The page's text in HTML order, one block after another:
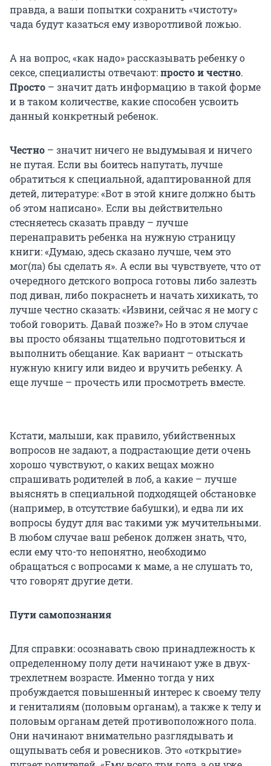
правда, а ваши попытки сохранить «чистоту»
чада будут казаться ему изворотливой ложью.
А на вопрос, «как надо» рассказывать ребенку о
сексе, специалисты отвечают:просто и честно.
Просто – значит дать информацию в такой форме
и в таком количестве, какие способен усвоить
данный конкретный ребенок.
Честно – значит ничего не выдумывая и ничего
не путая. Если вы боитесь напутать, лучше
обратиться к специальной, адаптированной для
детей, литературе: «Вот в этой книге должно быть
об этом написано». Если вы действительно
стесняетесь сказать правду – лучше
перенаправить ребенка на нужную страницу
книги: «Думаю, здесь сказано лучше, чем это
мог(ла) бы сделать я». А если вы чувствуете, что от
очередного детского вопроса готовы либо залезть
под диван, либо покраснеть и начать хихикать, то
лучше честно сказать: «Извини, сейчас я не могу с
тобой говорить. Давай позже?» Но в этом случае
вы просто обязаны тщательно подготовиться и
выполнить обещание. Как вариант – отыскать
нужную книгу или видео и вручить ребенку. А
еще лучше – прочесть или просмотреть вместе.
Кстати, малыши, как правило, убийственных
вопросов не задают, а подрастающие дети очень
хорошо чувствуют, о каких вещах можно
спрашивать родителей в лоб, а какие – лучше
выяснять в специальной подходящей обстановке
(например, в отсутствие бабушки), и едва ли их
вопросы будут для вас такими уж мучительными.
В любом случае ваш ребенок должен знать, что,
если ему что-то непонятно, необходимо
обращаться с вопросами к маме, а не слушать то,
что говорят другие дети.
Пути самопознания
Для справки: осознавать свою принадлежность к
определенному полу дети начинают уже в двух-
трехлетнем возрасте. Именно тогда у них
пробуждается повышенный интерес к своему телу
и гениталиям (половым органам), а также к телу и
половым органам детей противоположного пола.
Они начинают внимательно разглядывать и
ощупывать себя и ровесников. Это «открытие»